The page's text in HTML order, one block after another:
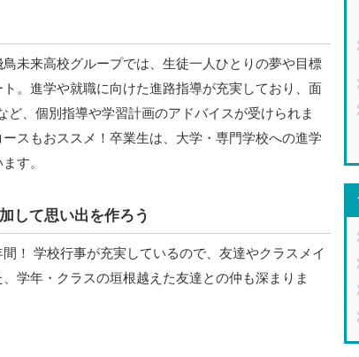
未来高校グループでは、生徒一人ひとりの夢や目標
。進学や就職に向けた進路指導が充実しており、面
、個別指導や学習計画のアドバイスが受けられま
スもおススメ！卒業生は、大学・専門学校への進学
す。
して思い出を作ろう
！ 学校行事が充実しているので、友達やクラスメイ
学年・クラスの垣根越えた友達との仲も深まりま